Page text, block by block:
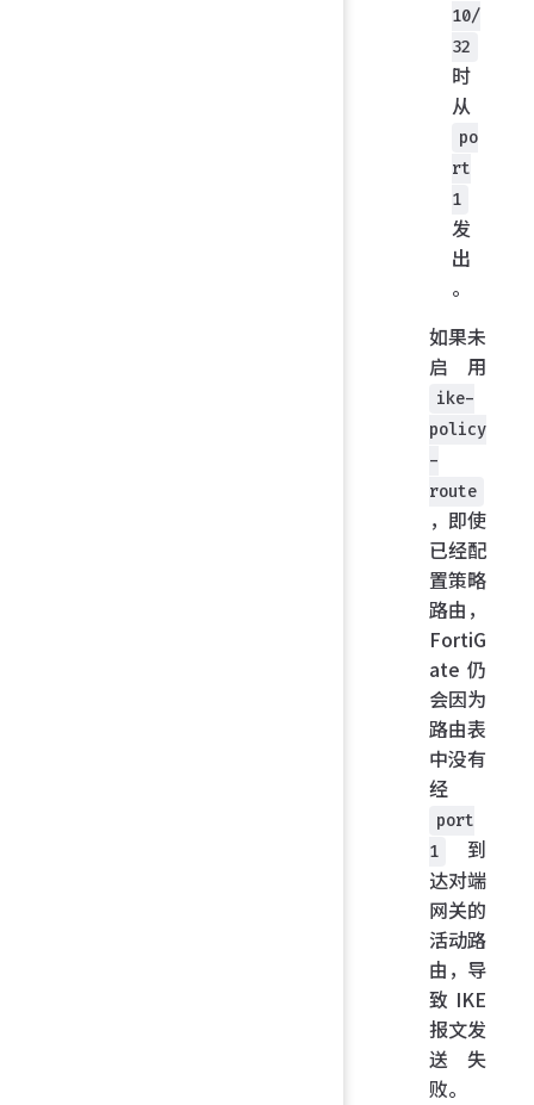
10/
32
时
从
po
rt
1
发
出
。
如果未
启用
ike-
policy
-
route
，即使
已经配
置策略
路由，
FortiG
ate 仍
会因为
路由表
中没有
经
port
1
到
达对端
网关的
活动路
由，导
致 IKE
报文发
送失
败。